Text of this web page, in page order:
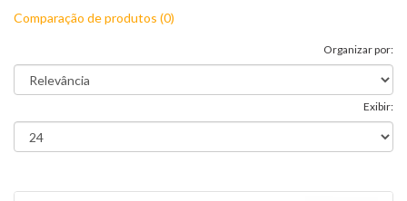
Comparação de produtos (0)
Organizar por:
Exibir: